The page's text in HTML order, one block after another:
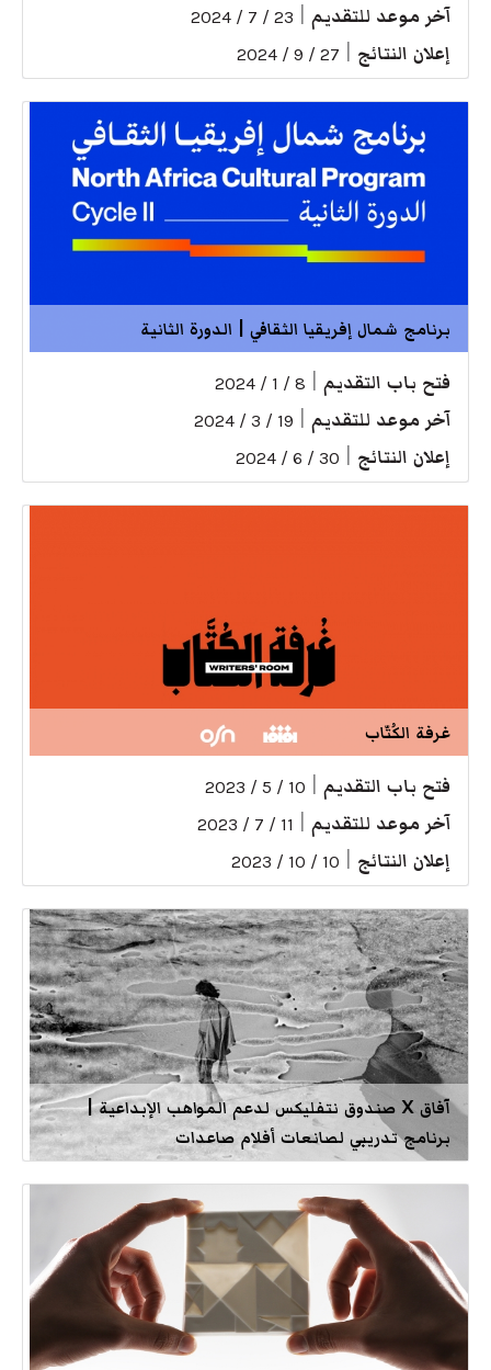
آخر موعد للتقديم 23 / 7 / 2024
إعلان النتائج 27 / 9 / 2024
برنامج شمال إفريقيا الثقافي | الدورة الثانية
فتح باب التقديم 8 / 1 / 2024
آخر موعد للتقديم 19 / 3 / 2024
إعلان النتائج 30 / 6 / 2024
غرفة الكُتّاب
فتح باب التقديم 10 / 5 / 2023
آخر موعد للتقديم 11 / 7 / 2023
إعلان النتائج 10 / 10 / 2023
آفاق X صندوق نتفليكس لدعم المواهب الإبداعية |
برنامج تدريبي لصانعات أفلام صاعدات